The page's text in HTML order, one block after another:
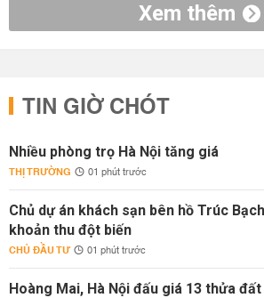
Xem thêm
TIN GIỜ CHÓT
Nhiều phòng trọ Hà Nội tăng giá
THỊ TRƯỜNG 01 phút trước
Chủ dự án khách sạn bên hồ Trúc
khoản thu đột biến
CHỦ ĐẦU TƯ 01 phút trước
Hoàng Mai, Hà Nội đấu giá 13 thửa